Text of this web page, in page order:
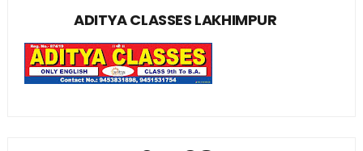
ADITYA CLASSES LAKHIMPUR